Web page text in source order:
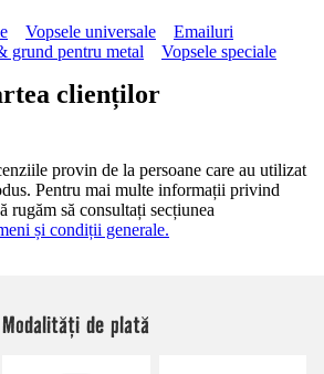
Vopsele universale
Emailuri
grund pentru metal Vopsele speciale
clienților
provin de la persoane care au utilizat
Pentru mai multe informații privind
rugăm să consultați secțiunea
și condiții generale.
Modalități de plată